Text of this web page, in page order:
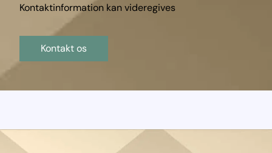
Kontaktinformation kan videregives
Kontakt os